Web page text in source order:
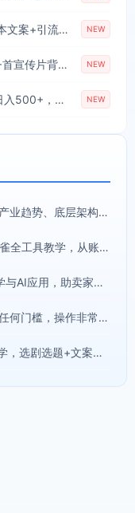
同城IP30天特训营-更新｜拍摄剪辑+脚本文案+引流成交，打爆本地流量提升门店业绩实操教学 NEW
某宝付费购买，常用6G音效合集！970+首宣传片背景音乐，无版权可商用大气素材，分类清晰，高质量内容 NEW
下半年风口项目精选：一部手机，保底日入500+，做就有收益，长期稳定！【揭秘】 NEW
AIGC大模型技术与商业应用全解课｜产业趋势、底层架构、MaaS商业模式、全行业场景落地实战教程
AI+短视频｜DeepSeek即梦豆包小云雀全工具教学，从账号定位到剪映剪辑，零基础也能快速上手做爆款
亚马逊实操通关训练营，直播实战教学与AI应用，助卖家从0到精通打造盈利店铺(更新8月8日)
2026年即梦AI拉新项目最新玩法，无任何门槛，操作非常简单，人人都可做，拉新佣金最高13米每单(更新08月07日)
抖音90W粉丝博主亲授影视剧解说教学，选剧选题+文案模板+AI指令+剪辑配音+封面全流程变现，解锁精选独家收益